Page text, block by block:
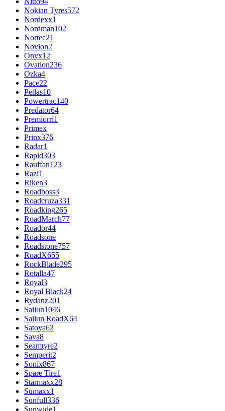
Nokian Tyres572
Nordexx1
Nordman102
Nortec21
Novion2
Onyx12
Ovation236
Ozka4
Pace22
Petlas10
Powertrac140
Predator64
Premiorri1
Primex
Prinx376
Radar1
Rapid303
Rauffan123
Razi1
Riken3
Roadboss3
Roadcruza331
Roadking265
RoadMarch77
Roador44
Roadsone
Roadstone757
RoadX655
RockBlade295
Rotalla47
Royal3
Royal Black24
Rydanz201
Sailun1046
Sailun RoadX64
Satoya62
Sava8
Seamtyre2
Semperit2
Sonix867
Spare Tire1
Starmaxx28
Sumaxx1
Sunfull336
Sunwide1